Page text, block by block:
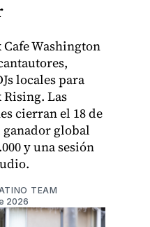
Washington
locales para
Las
cierran el 18 de
ganador global
y una sesión
TEAM
2026